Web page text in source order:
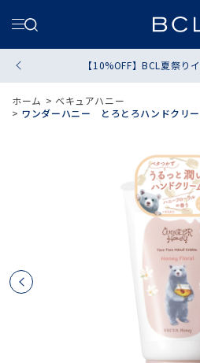
【10%OFF】BCL夏祭り
ホーム > ベキュアハニー
> ワンダーハニー とろとろハンドクリ